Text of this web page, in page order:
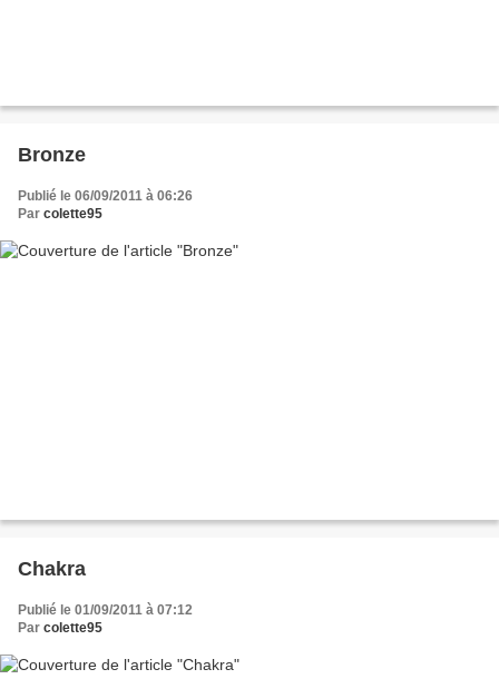
Bronze
Publié le 06/09/2011 à 06:26
Par colette95
Chakra
Publié le 01/09/2011 à 07:12
Par colette95